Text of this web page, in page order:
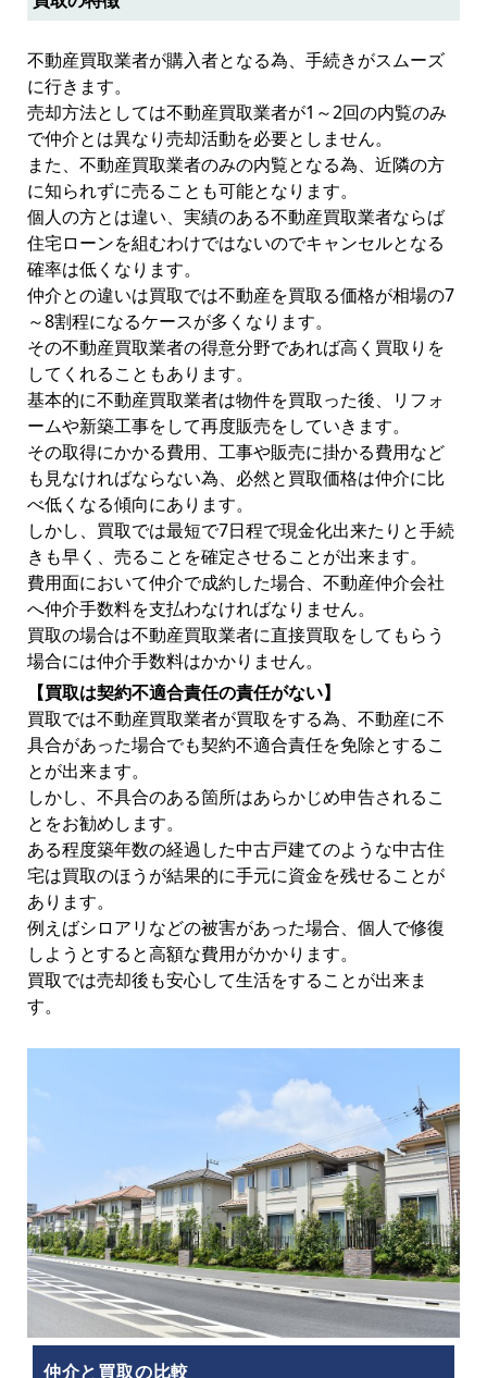
不動産買取業者が購入者となる為、手続きがスムーズ
に行きます。
売却方法としては不動産買取業者が1～2回の内覧のみ
で仲介とは異なり売却活動を必要としません。
また、不動産買取業者のみの内覧となる為、近隣の方
に知られずに売ることも可能となります。
個人の方とは違い、実績のある不動産買取業者ならば
住宅ローンを組むわけではないのでキャンセルとなる
確率は低くなります。
仲介との違いは買取では不動産を買取る価格が相場の7
～8割程になるケースが多くなります。
その不動産買取業者の得意分野であれば高く買取りを
してくれることもあります。
基本的に不動産買取業者は物件を買取った後、リフォ
ームや新築工事をして再度販売をしていきます。
その取得にかかる費用、工事や販売に掛かる費用など
も見なければならない為、必然と買取価格は仲介に比
べ低くなる傾向にあります。
しかし、買取では最短で7日程で現金化出来たりと手続
きも早く、売ることを確定させることが出来ます。
費用面において仲介で成約した場合、不動産仲介会社
へ仲介手数料を支払わなければなりません。
買取の場合は不動産買取業者に直接買取をしてもらう
場合には仲介手数料はかかりません。
【買取は契約不適合責任の責任がない】
買取では不動産買取業者が買取をする為、不動産に不
具合があった場合でも契約不適合責任を免除とするこ
とが出来ます。
しかし、不具合のある箇所はあらかじめ申告されるこ
とをお勧めします。
ある程度築年数の経過した中古戸建てのような中古住
宅は買取のほうが結果的に手元に資金を残せることが
あります。
例えばシロアリなどの被害があった場合、個人で修復
しようとすると高額な費用がかかります。
買取では売却後も安心して生活をすることが出来ま
す。
仲介と買取の比較